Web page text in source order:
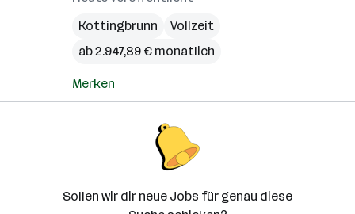
Kottingbrunn
Vollzeit
ab 2.947,89 € monatlich
Merken
Sollen wir dir neue Jobs für genau diese